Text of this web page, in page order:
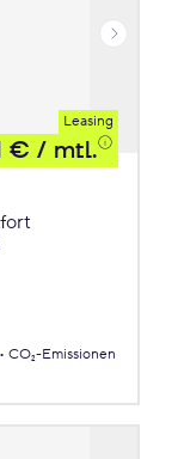
Leasing
€ / mtl.
CO₂-Emissionen